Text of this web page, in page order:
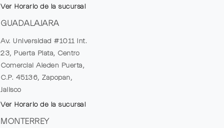
Ver Horario de la sucursal
GUADALAJARA
Av. Universidad #1011 Int.
23, Puerta Plata, Centro
Comercial Aleden Puerta,
C.P. 45136, Zapopan,
Jalisco
Ver Horario de la sucursal
MONTERREY